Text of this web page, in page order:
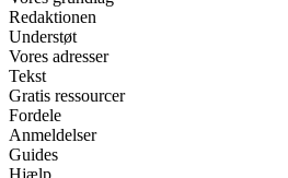
Redaktionen
Understøt
Vores adresser
Tekst
Gratis ressourcer
Fordele
Anmeldelser
Guides